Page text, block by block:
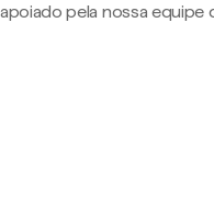
apoiado pela nossa equipe